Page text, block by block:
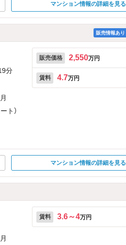
マンション情報の詳細を見る
販売情報あり
分
ト）
販売価格 2,550万円
賃料 4.7万円
マンション情報の詳細を見る
賃料 3.6～4万円